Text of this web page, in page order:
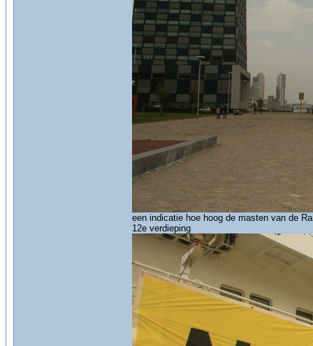
een indicatie hoe hoog de masten van de
12e verdieping